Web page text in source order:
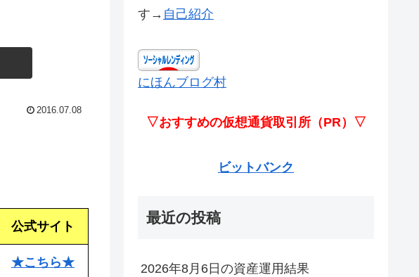
2016.07.08
公式サイト
★こちら★
す→ 自己紹介
にほんブログ村
▽おすすめの仮想通貨取引所（PR）▽
ビットバンク
最近の投稿
2026年8月6日の資産運用結果